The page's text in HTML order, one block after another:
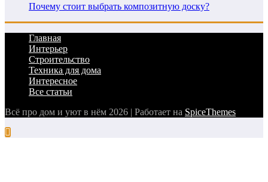
Почему стоит выбрать композитную доску?
Главная
Интерьер
Строительство
Техника для дома
Интересное
Все статьи
Всё про дом и уют в нём 2026 | Работает на SpiceThemes